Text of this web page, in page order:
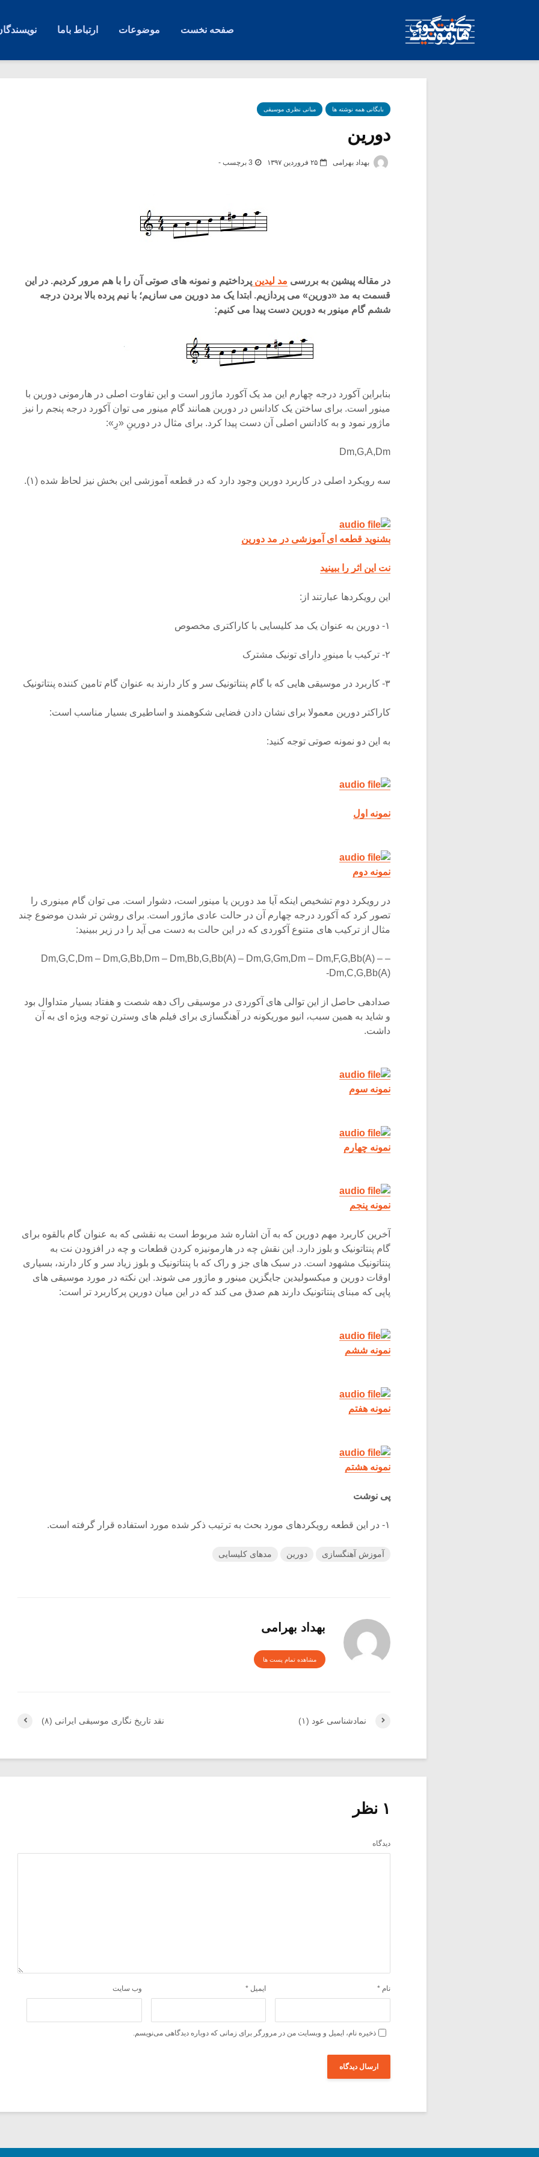
صفحه نخست موضوعات ارتباط باما
بایگانی همه نوشته ها مبانی نظری موسیقی
دورین
بهداد بهرامی ۲۵ فروردین ۱۳۹۷ 3 برچسب -
در مقاله پیشین به بررسی مد لیدین پرداختیم و نمونه های صوتی آن را با هم مرور کردیم. در این
قسمت به مد «دورین» می پردازیم. ابتدا یک مد دورین می سازیم؛ با نیم پرده بالا بردن درجه
ششم گام مینور به دورین دست پیدا می کنیم:
بنابراین آکورد درجه چهارم این مد یک آکورد ماژور است و این تفاوت اصلی در هارمونی دورین با
مینور است. برای ساختن یک کادانس در دورین همانند گام مینور می توان آکورد درجه پنجم را نیز
ماژور نمود و به کادانس اصلی آن دست پیدا کرد. برای مثال در دورینِ «رِ»:
Dm,G,A,Dm
سه رویکرد اصلی در کاربرد دورین وجود دارد که در قطعه آموزشی این بخش نیز لحاظ شده (۱).
بشنوید قطعه ای آموزشی در مد دورین
نت این اثر را ببینید
این رویکردها عبارتند از:
۱- دورین به عنوان یک مد کلیسایی با کاراکتری مخصوص
۲- ترکیب با مینورِ دارای تونیک مشترک
۳- کاربرد در موسیقی هایی که با گام پنتاتونیک سر و کار دارند به عنوان گام تامین کننده پنتاتونیک
کاراکتر دورین معمولا برای نشان دادن فضایی شکوهمند و اساطیری بسیار مناسب است:
به این دو نمونه صوتی توجه کنید:
نمونه اول
نمونه دوم
در رویکرد دوم تشخیص اینکه آیا مد دورین یا مینور است، دشوار است. می توان گام مینوری را
تصور کرد که آکورد درجه چهارم آن در حالت عادی ماژور است. برای روشن تر شدن موضوع چند
مثال از ترکیب های متنوع آکوردی که در این حالت به دست می آید را در زیر ببینید:
– Dm,G,C,Dm – Dm,G,Bb,Dm – Dm,Bb,G,Bb(A) – Dm,G,Gm,Dm – Dm,F,G,Bb(A) –
Dm,C,G,Bb(A)-
صدادهی حاصل از این توالی های آکوردی در موسیقی راک دهه شصت و هفتاد بسیار متداوال بود
و شاید به همین سبب، انیو موریکونه در آهنگسازی برای فیلم های وسترن توجه ویژه ای به آن
داشت.
نمونه سوم
نمونه چهارم
نمونه پنجم
آخرین کاربرد مهم دورین که به آن اشاره شد مربوط است به نقشی که به عنوان گام بالقوه برای
گام پنتاتونیک و بلوز دارد. این نقش چه در هارمونیزه کردن قطعات و چه در افزودن نت به
پنتاتونیک مشهود است. در سبک های جز و راک که با پنتاتونیک و بلوز زیاد سر و کار دارند، بسیاری
اوقات دورین و میکسولیدین جایگزین مینور و ماژور می شوند. این نکته در مورد موسیقی های
پاپی که مبنای پنتاتونیک دارند هم صدق می کند که در این میان دورین پرکاربرد تر است:
نمونه ششم
نمونه هفتم
نمونه هشتم
پی نوشت
۱- در این قطعه رویکردهای مورد بحث به ترتیب ذکر شده مورد استفاده قرار گرفته است.
آموزش آهنگسازی دورین مدهای کلیسایی
بهداد بهرامی
مشاهده تمام پست ها
نقد تاریخ نگاری موسیقی ایرانی (۸) نماد‌شناسی عود (۱)
۱ نظر
دیدگاه
نام * ایمیل * وب‌ سایت
ذخیره نام، ایمیل و وبسایت من در مرورگر برای زمانی که دوباره دیدگاهی می‌نویسم.